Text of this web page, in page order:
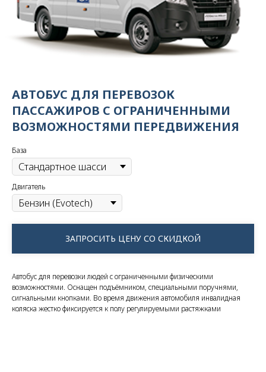
АВТОБУС ДЛЯ ПЕРЕВОЗОК
ПАССАЖИРОВ С ОГРАНИЧЕННЫМИ
ВОЗМОЖНОСТЯМИ ПЕРЕДВИЖЕНИЯ
База
Двигатель
ЗАПРОСИТЬ ЦЕНУ СО СКИДКОЙ
Автобус для перевозки людей с ограниченными физическими
возможностями. Оснащен подъёмником, специальными поручнями,
сигнальными кнопками. Во время движения автомобиля инвалидная
коляска жестко фиксируется к полу регулируемыми растяжками